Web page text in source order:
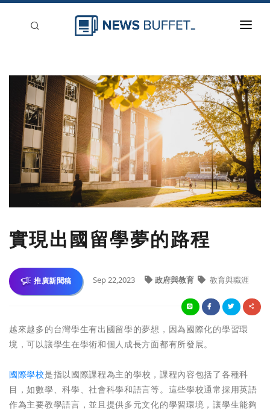
新聞稿分類
登入
刊登
實現出國留學夢的路程
推廣新聞稿 Sep 22,2023 政府與教育 教育與職涯
越來越多的台灣學生有出國留學的夢想，因為國際化的學習環
境，可以讓學生在學術和個人成長方面都有所發展。
國際學校是指以國際課程為主的學校，課程內容包括了各種科
目，如數學、科學、社會科學和語言等。這些學校通常採用英語
作為主要教學語言，並且提供多元文化的學習環境，讓學生能夠